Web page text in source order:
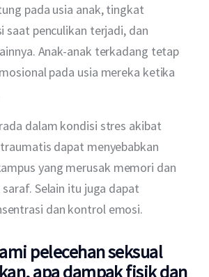
pada usia anak, tingkat
saat penculikan terjadi, dan
Anak-anak terkadang tetap
pada usia mereka ketika
dalam kondisi stres akibat
dapat menyebabkan
yang merusak memori dan
Selain itu juga dapat
dan kontrol emosi.
pelecehan seksual
apa dampak fisik dan